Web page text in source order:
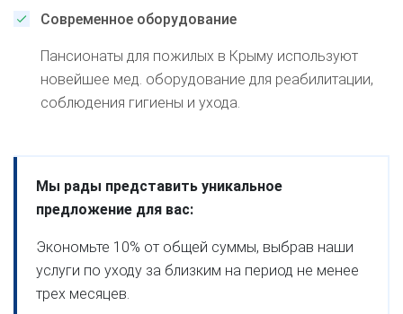
Современное оборудование
Пансионаты для пожилых в Крыму используют
новейшее мед. оборудование для реабилитации,
соблюдения гигиены и ухода.
Мы рады представить уникальное
предложение для вас:
Экономьте 10% от общей суммы, выбрав наши
услуги по уходу за близким на период не менее
трех месяцев.